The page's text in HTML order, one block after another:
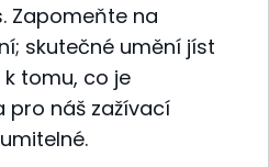
Zapomeňte na
skutečné umění jíst
tomu, co je
pro náš zažívací